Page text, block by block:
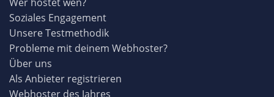
Soziales Engagement
Unsere Testmethodik
Probleme mit deinem Webhoster?
Über uns
Als Anbieter registrieren
Webhoster des Jahres